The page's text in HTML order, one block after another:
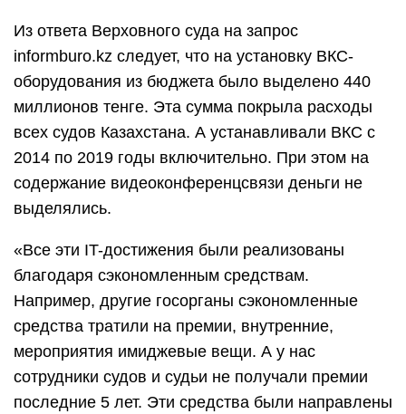
Из ответа Верховного суда на запрос
informburo.kz следует, что на установку ВКС-
оборудования из бюджета было выделено 440
миллионов тенге. Эта сумма покрыла расходы
всех судов Казахстана. А устанавливали ВКС с
2014 по 2019 годы включительно. При этом на
содержание видеоконференцсвязи деньги не
выделялись.
«Все эти IT-достижения были реализованы
благодаря сэкономленным средствам.
Например, другие госорганы сэкономленные
средства тратили на премии, внутренние,
мероприятия имиджевые вещи. А у нас
сотрудники судов и судьи не получали премии
последние 5 лет. Эти средства были направлены